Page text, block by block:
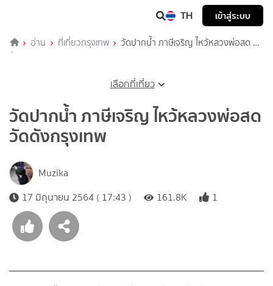
TH เข้าสู่ระบบ
อ่าน ที่เที่ยวกรุงเทพ
วัดปากน้ำ ภาษีเจริญ ไหว้หลวงพ่อสด วัด
ดังกรุงเทพ
เลือกที่เที่ยว
วัดปากน้ำ ภาษีเจริญ ไหว้หลวงพ่อสด
วัดดังกรุงเทพ
Muzika
17 มิถุนายน 2564 ( 17:43 )
161.8K 1